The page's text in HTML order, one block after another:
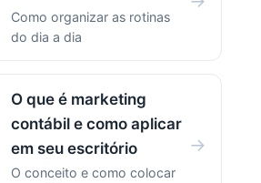
Como organizar as rotinas
do dia a dia
O que é marketing
contábil e como aplicar
em seu escritório
O conceito e como colocar
→